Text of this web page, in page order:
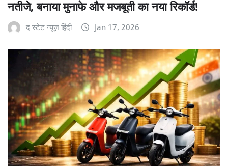
नतीजे, बनाया मुनाफे और मजबूती का नया रिकॉर्ड!
द स्टेट न्यूज़ हिंदी Jan 17, 2026